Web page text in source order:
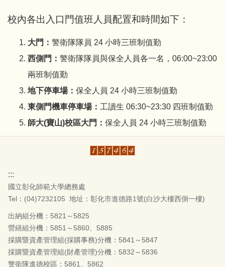
校內各出入口門值班人員配置和時間如下：
大門： 警衛隊隊員 24 小時三班制值勤
西側門： 警衛隊隊員與保全人員各一名，06:00~23:00
兩班制值勤
地下停車場： 保全人員 24 小時三班制值勤
東側門機車停車場： 工讀生 06:30~23:30 四班制值勤
師大(寶山)校區大門： 保全人員 24 小時三班制值勤
:::
國立彰化師範大學總務處
Tel：(04)7232105 地址：彰化市進德路1號(白沙大樓西側一樓)
出納組分機：5821～5825
營繕組分機：5851～5860、5885
採購暨資產管理組(採購事務)分機：5841～5847
採購暨資產管理組(財產管理)分機：5832～5836
警衛隊進德校區：5861、5862